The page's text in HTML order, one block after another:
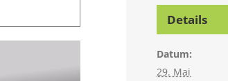
Details
Datum:
29. Mai